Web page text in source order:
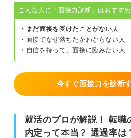
入社後の業務内容に
見かけたら選考突破の可能
たときのサイン
スキルや経験を詳し
自社のアピールをし
入社後の具体的な話
こんな人に「面接力診断」はおすすめ
・まだ面接を受けたことがない人
・面接でなぜ落ちたかわからない人
・自信を持って、面接に臨みたい人
今すぐ面接力を診断
就活のプロが解説！ 転職
内定って本当？ 通過率は
当日までに準備しよう！ 転職の最
関連Q&A
企業研究をさらに深めておく
今までのキャリアを棚卸しする